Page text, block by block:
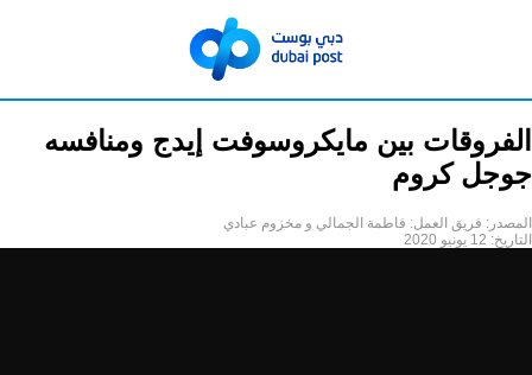
الفروقات بين مايكروسوفت إيدج ومنافسه
جوجل كروم
المصدر: فريق العمل: فاطمة الجمالي و مخزوم عبادي
التاريخ: 12 يونيو 2020